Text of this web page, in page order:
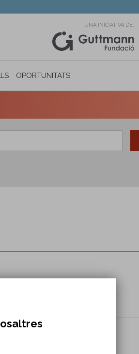
UNA INICIATIVA DE:
SOCIAL
OPORTUNITATS